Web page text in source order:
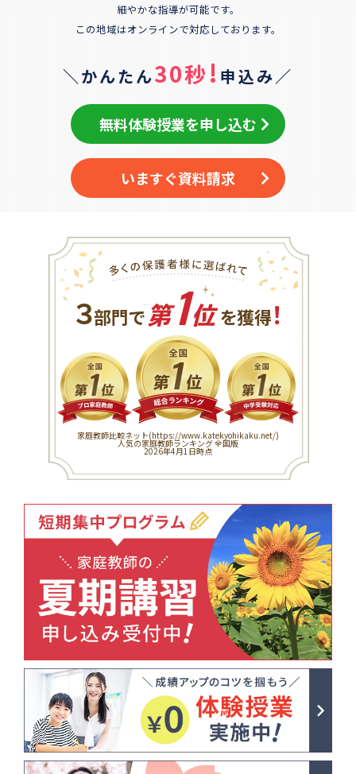
細やかな指導が可能です。
この地域はオンラインで対応しております。
＼かんたん30秒! 申込み／
無料体験授業を申し込む
いますぐ資料請求
３部門で 第1位を獲得！
家庭教師比較ネット(https://www.katekyohikaku.net/)
人気の家庭教師ランキング 全国版
2026年4月1日時点